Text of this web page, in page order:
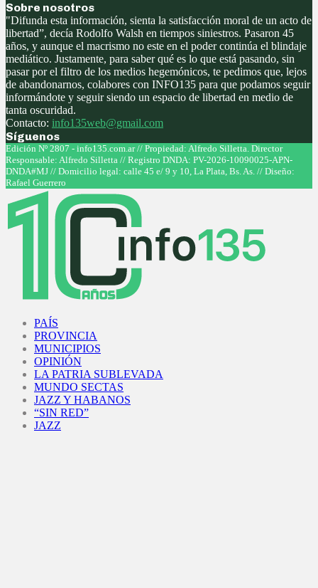
Sobre nosotros
"Difunda esta información, sienta la satisfacción moral de un acto de
libertad”, decía Rodolfo Walsh en tiempos siniestros. Pasaron 45
años, y aunque el macrismo no este en el poder continúa el blindaje
mediático. Justamente, para saber qué es lo que está pasando, sin
pasar por el filtro de los medios hegemónicos, te pedimos que, lejos
de abandonarnos, colabores con INFO135 para que podamos seguir
informándote y seguir siendo un espacio de libertad en medio de
tanta oscuridad.
Contacto: info135web@gmail.com
Síguenos
Facebook
Twitter
Instagram
Youtube
Edición Nº 2807 - info135.com.ar // Propiedad: Alfredo Silletta. Director
Responsable: Alfredo Silletta // Registro DNDA: PV-2026-10090025-APN-
DNDA#MJ // Domicilio legal: calle 45 e/ 9 y 10, La Plata, Bs. As. // Diseño:
Rafael Guerrero
PAÍS
PROVINCIA
MUNICIPIOS
OPINIÓN
LA PATRIA SUBLEVADA
MUNDO SECTAS
JAZZ Y HABANOS
“SIN RED”
JAZZ